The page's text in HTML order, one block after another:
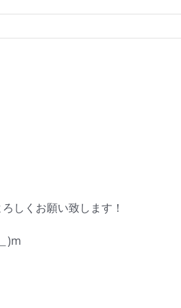
しくお願い致します！
)m